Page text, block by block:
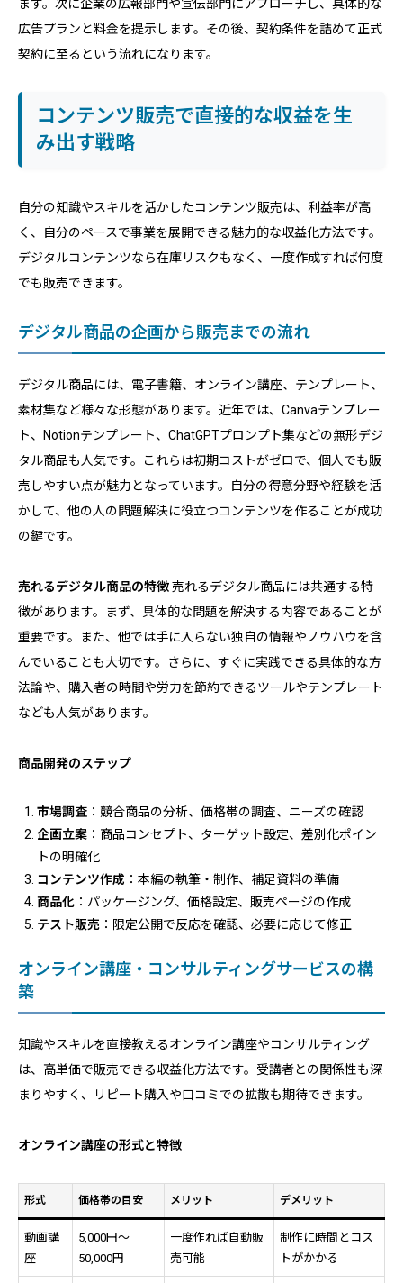
ます。次に企業の広報部門や宣伝部門にアプローチし、具体的な
広告プランと料金を提示します。その後、契約条件を詰めて正式
契約に至るという流れになります。
コンテンツ販売で直接的な収益を生
み出す戦略
自分の知識やスキルを活かしたコンテンツ販売は、利益率が高
く、自分のペースで事業を展開できる魅力的な収益化方法です。
デジタルコンテンツなら在庫リスクもなく、一度作成すれば何度
でも販売できます。
デジタル商品の企画から販売までの流れ
デジタル商品には、電子書籍、オンライン講座、テンプレート、
素材集など様々な形態があります。近年では、Canvaテンプレー
ト、Notionテンプレート、ChatGPTプロンプト集などの無形デジ
タル商品も人気です。これらは初期コストがゼロで、個人でも販
売しやすい点が魅力となっています。自分の得意分野や経験を活
かして、他の人の問題解決に役立つコンテンツを作ることが成功
の鍵です。
売れるデジタル商品の特徴売れるデジタル商品には共通する特
徴があります。まず、具体的な問題を解決する内容であることが
重要です。また、他では手に入らない独自の情報やノウハウを含
んでいることも大切です。さらに、すぐに実践できる具体的な方
法論や、購入者の時間や労力を節約できるツールやテンプレート
なども人気があります。
商品開発のステップ
市場調査 ：競合商品の分析、価格帯の調査、ニーズの確認
企画立案 ：商品コンセプト、ターゲット設定、差別化ポイン
トの明確化
コンテンツ作成 ：本編の執筆・制作、補足資料の準備
商品化 ：パッケージング、価格設定、販売ページの作成
テスト販売 ：限定公開で反応を確認、必要に応じて修正
オンライン講座・コンサルティングサービスの構
築
知識やスキルを直接教えるオンライン講座やコンサルティング
は、高単価で販売できる収益化方法です。受講者との関係性も深
まりやすく、リピート購入や口コミでの拡散も期待できます。
オンライン講座の形式と特徴
形式 価格帯の目安 メリット デメリット
動画講
座
5,000円〜
50,000円
一度作れば自動販
売可能
制作に時間とコス
トがかかる